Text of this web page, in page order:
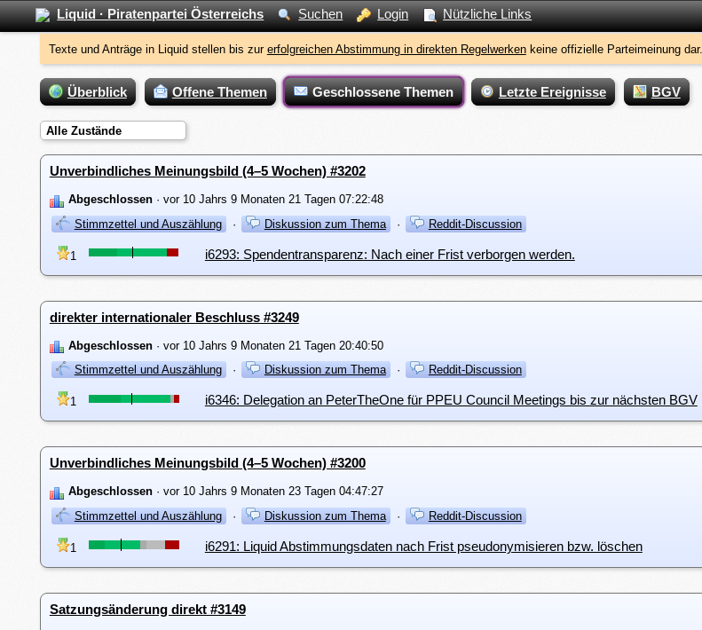
Liquid · Piratenpartei Österreichs Suchen Login Nützliche Links
Texte und Anträge in Liquid stellen bis zur erfolgreichen Abstimmung in direkten Regelwerkenkeine offizielle Parteimeinung dar.
Überblick Offene Themen Geschlossene Themen Letzte Ereignisse BGV
Alle Zustände
Unverbindliches Meinungsbild (4–5 Wochen) #3202
Abgeschlossen· vor 10 Jahrs 9 Monaten 21 Tagen 07:22:48
Stimmzettel und Auszählung
· Diskussion zum Thema · Reddit-Discussion
1 i6293: Spendentransparenz: Nach einer Frist verborgen werden.
direkter internationaler Beschluss #3249
Abgeschlossen· vor 10 Jahrs 9 Monaten 21 Tagen 20:40:50
Stimmzettel und Auszählung
· Diskussion zum Thema · Reddit-Discussion
1 i6346: Delegation an PeterTheOne für PPEU Council Meetings bis zur nächsten BGV
Unverbindliches Meinungsbild (4–5 Wochen) #3200
Abgeschlossen· vor 10 Jahrs 9 Monaten 23 Tagen 04:47:27
Stimmzettel und Auszählung
· Diskussion zum Thema · Reddit-Discussion
1 i6291: Liquid Abstimmungsdaten nach Frist pseudonymisieren bzw. löschen
Satzungsänderung direkt #3149